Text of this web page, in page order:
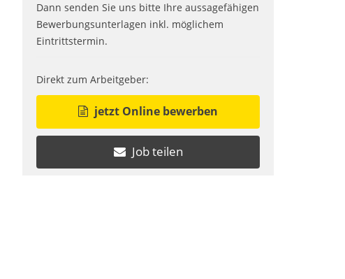
Dann senden Sie uns bitte Ihre aussagefähigen
Bewerbungsunterlagen inkl. möglichem
Eintrittstermin.
Direkt zum Arbeitgeber:
jetzt Online bewerben
Job teilen